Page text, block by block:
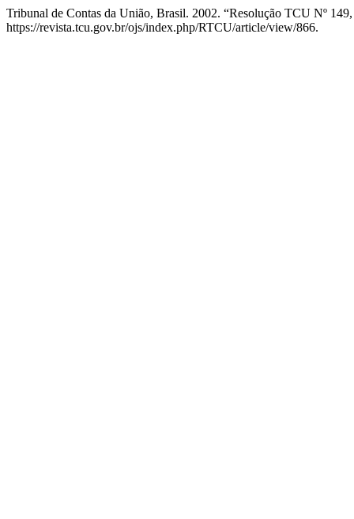
Tribunal de Contas da União, Brasil. 2002. “Resolução TCU Nº
https://revista.tcu.gov.br/ojs/index.php/RTCU/article/view/866.